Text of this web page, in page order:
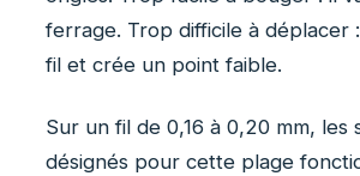
ferrage. Trop difficile à déplacer
fil et crée un point faible.
Sur un fil de 0,16 à 0,20 mm, les
désignés pour cette plage